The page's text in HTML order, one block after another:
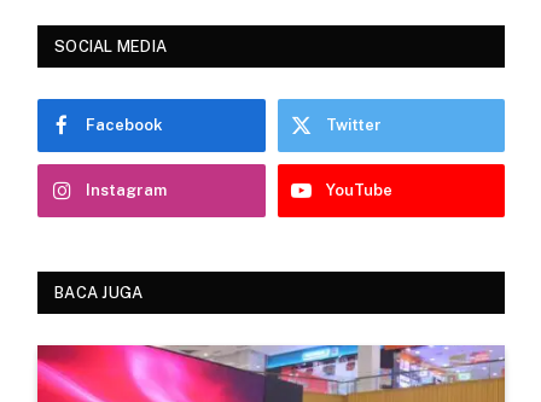
SOCIAL MEDIA
Facebook Twitter
Instagram YouTube
BACA JUGA